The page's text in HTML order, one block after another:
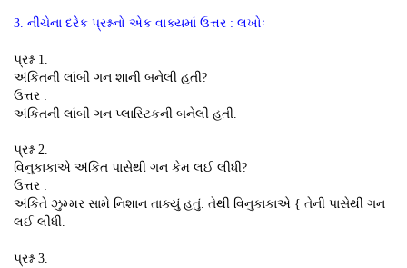
3. નીચેના દરેક પ્રશ્નનો એક વાક્યમાં ઉત્તર : લખોઃ
પ્રશ્ન 1.
અંકિતની લાંબી ગન શાની બનેલી હતી?
ઉત્તર :
અંકિતની લાંબી ગન પ્લાસ્ટિકની બનેલી હતી.
પ્રશ્ન 2.
વિનુકાકાએ અંકિત પાસેથી ગન કેમ લઈ લીધી?
ઉત્તર :
અંકિતે ઝુમ્મર સામે નિશાન તાક્યું હતું. તેથી વિનુકાકાએ { તેની પાસેથી ગન
લઈ લીધી.
પ્રશ્ન 3.